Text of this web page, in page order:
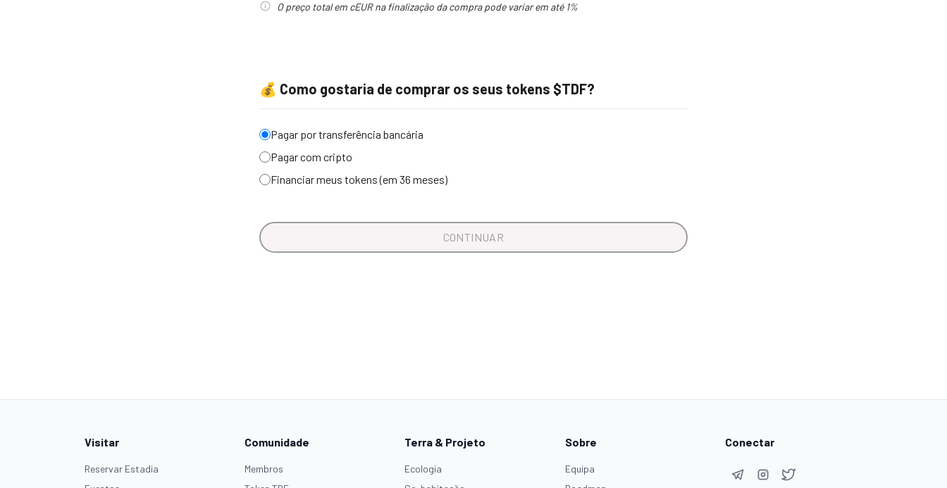
O preço total em cEUR na finalização da compra pode variar em até 1%
💰 Como gostaria de comprar os seus tokens $TDF?
Pagar por transferência bancária
Pagar com cripto
Financiar meus tokens (em 36 meses)
CONTINUAR
Visitar
Reservar Estadia
Comunidade
Membros
Terra & Projeto
Ecologia
Sobre
Equipa
Conectar